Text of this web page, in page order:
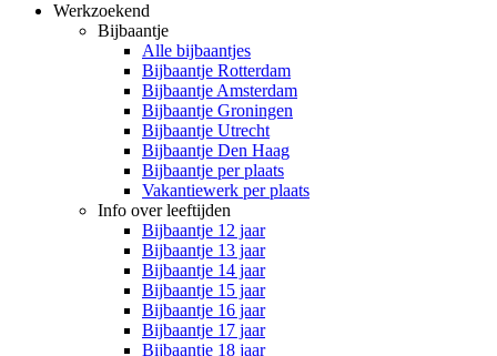
Werkzoekend
Bijbaantje
Alle bijbaantjes
Bijbaantje Rotterdam
Bijbaantje Amsterdam
Bijbaantje Groningen
Bijbaantje Utrecht
Bijbaantje Den Haag
Bijbaantje per plaats
Vakantiewerk per plaats
Info over leeftijden
Bijbaantje 12 jaar
Bijbaantje 13 jaar
Bijbaantje 14 jaar
Bijbaantje 15 jaar
Bijbaantje 16 jaar
Bijbaantje 17 jaar
Bijbaantje 18 jaar